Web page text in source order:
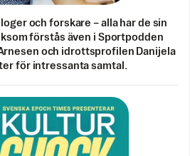
och forskare – alla har de sin
förstås även i Sportpodden
och idrottsprofilen Danijela
för intressanta samtal.